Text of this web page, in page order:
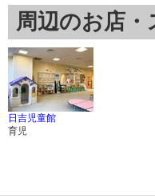
周辺のお店・
日吉児童館
育児